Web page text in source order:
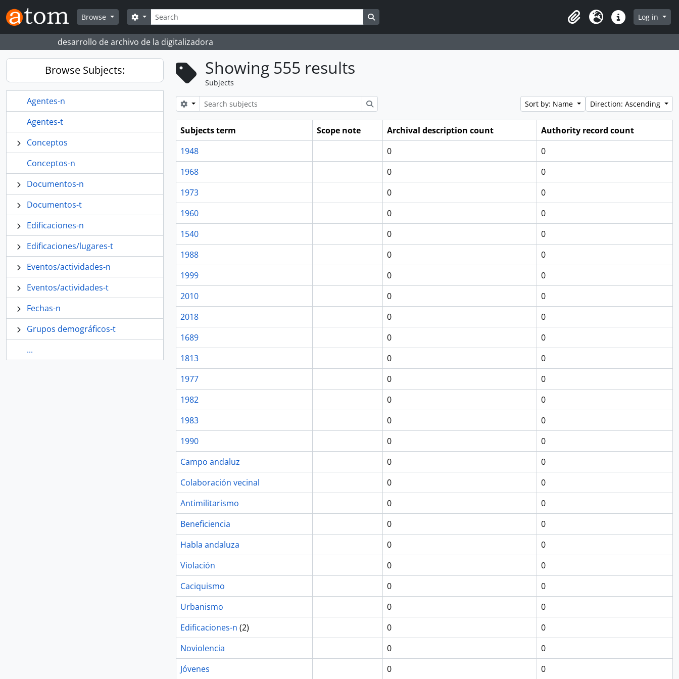
Skip to main content
Browse
Search
Search options
ClipboardLanguageQuick linksLog in
desarrollo de archivo de la digitalizadora
Browse Subjects:
Agentes-n
Agentes-t
Conceptos
Conceptos-n
Documentos-n
Documentos-t
Edificaciones-n
Edificaciones/lugares-t
Eventos/actividades-n
Eventos/actividades-t
Fechas-n
Grupos demográficos-t
...
Showing 555 results
Subjects
Search options Sort by: Name Direction: Ascending
Subjects term Scope note Archival description count
Authority record count
1948
0
0
1968
0
0
1973
0
0
1960
0
0
1540
0
0
1988
0
0
1999
0
0
2010
0
0
2018
0
0
1689
0
0
1813
0
0
1977
0
0
1982
0
0
1983
0
0
1990
0
0
Campo andaluz
0
0
Colaboración vecinal
0
0
Antimilitarismo
0
0
Beneficiencia
0
0
Habla andaluza
0
0
Violación
0
0
Caciquismo
0
0
Urbanismo
0
0
Edificaciones-n (2) 0
0
Noviolencia
0
0
Jóvenes
0 0